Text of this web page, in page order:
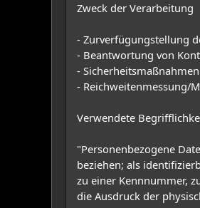
Zweck der Verarbeitung
- Zurverfügungstellung
- Beantwortung von
-
- Reichweitenmessung/
Verwendete
"Personenbezogene
beziehen; als
zu einer Kennnummer,
die Ausdruck der